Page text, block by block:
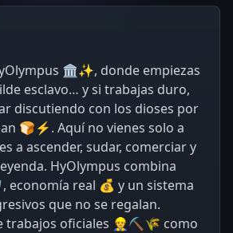
🏛✨, donde empiezas
esclavo… y si trabajas duro,
discutiendo con los dioses por
🍞⚡. Aquí no vienes solo a
a ascender, sudar, comerciar y
HyOlympus combina
economía real 💰 y un sistema
que no se regalan.
trabajos oficiales 👷⛏🌾 como